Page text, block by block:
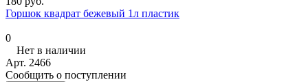
Горшок квадрат бежевый 1л пластик
0
Нет в наличии
Арт. 2466
Сообщить о поступлении